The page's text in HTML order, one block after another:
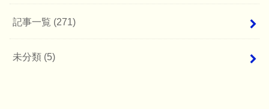
記事一覧 (271)
未分類 (5)